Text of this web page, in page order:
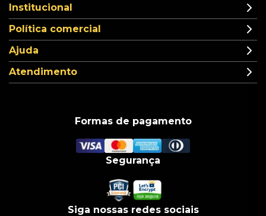
Institucional
Política comercial
Ajuda
Atendimento
Formas de pagamento
Segurança
Siga nossas redes sociais